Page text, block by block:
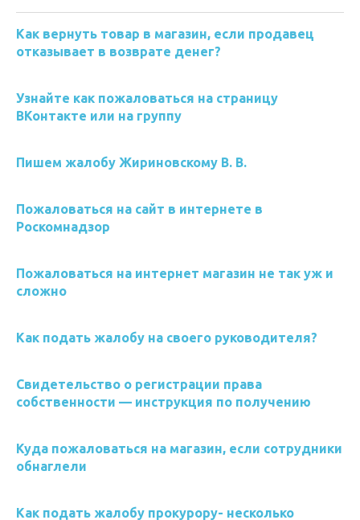
Как вернуть товар в магазин, если продавец
отказывает в возврате денег?
Узнайте как пожаловаться на страницу
ВКонтакте или на группу
Пишем жалобу Жириновскому В. В.
Пожаловаться на сайт в интернете в
Роскомнадзор
Пожаловаться на интернет магазин не так уж и
сложно
Как подать жалобу на своего руководителя?
Свидетельство о регистрации права
собственности — инструкция по получению
Куда пожаловаться на магазин, если сотрудники
обнаглели
Как подать жалобу прокурору- несколько